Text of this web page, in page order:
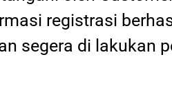
registrasi
segera di lakukan